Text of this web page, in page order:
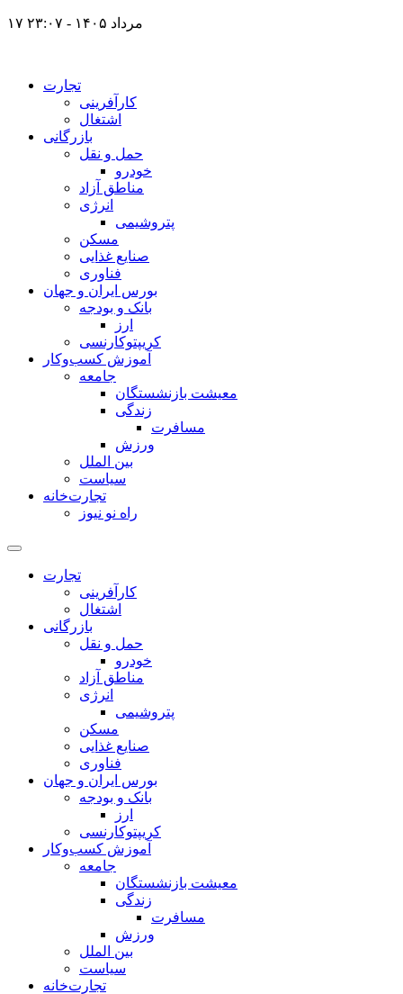
۱۷ مرداد ۱۴۰۵ - ۲۳:۰۷
تجارت
کارآفرینی
اشتغال
بازرگانی
حمل و نقل
خودرو
مناطق آزاد
انرژی
پتروشیمی
مسکن
صنایع غذایی
فناوری
بورس ایران و جهان
بانک و بودجه
ارز
کریپتوکارنسی
آموزش کسب‌وکار
جامعه
معیشت بازنشستگان
زندگی
مسافرت
ورزش
بین الملل
سیاست
تجارت‌خانه
راه نو نیوز
تجارت
کارآفرینی
اشتغال
بازرگانی
حمل و نقل
خودرو
مناطق آزاد
انرژی
پتروشیمی
مسکن
صنایع غذایی
فناوری
بورس ایران و جهان
بانک و بودجه
ارز
کریپتوکارنسی
آموزش کسب‌وکار
جامعه
معیشت بازنشستگان
زندگی
مسافرت
ورزش
بین الملل
سیاست
تجارت‌خانه